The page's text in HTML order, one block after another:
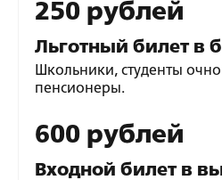
250 рублей
Льготный билет в
Школьники, студенты
пенсионеры.
600 рублей
Входной билет в